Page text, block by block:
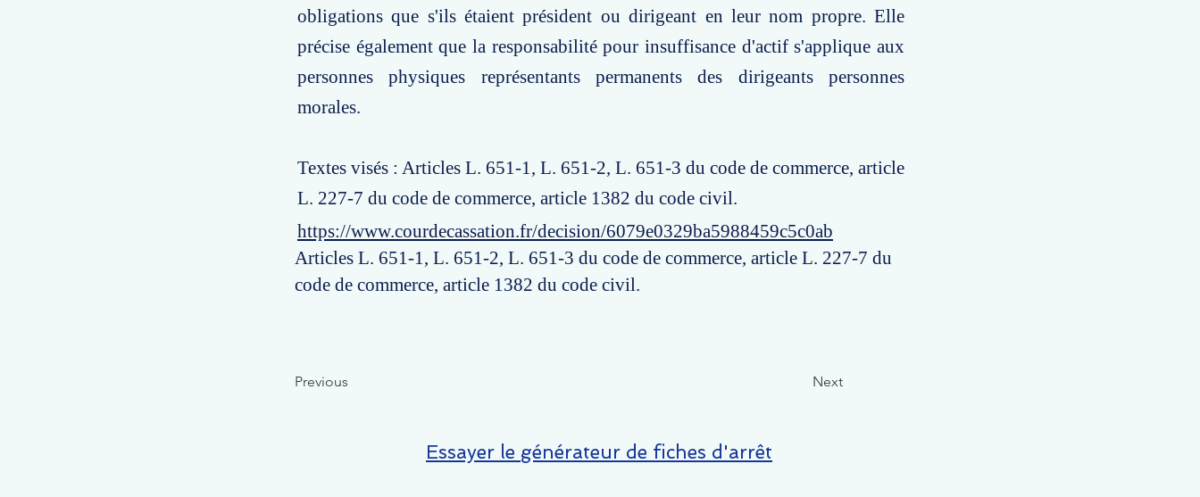
obligations que s'ils étaient président ou dirigeant en leur nom propre. Elle
précise également que la responsabilité pour insuffisance d'actif s'applique aux
personnes physiques représentants permanents des dirigeants personnes
morales.
Textes visés : Articles L. 651-1, L. 651-2, L. 651-3 du code de commerce, article
L. 227-7 du code de commerce, article 1382 du code civil.
https://www.courdecassation.fr/decision/6079e0329ba5988459c5c0ab
Articles L. 651-1, L. 651-2, L. 651-3 du code de commerce, article L. 227-7 du
code de commerce, article 1382 du code civil.
Previous Next
Essayer le générateur de fiches d'arrêt